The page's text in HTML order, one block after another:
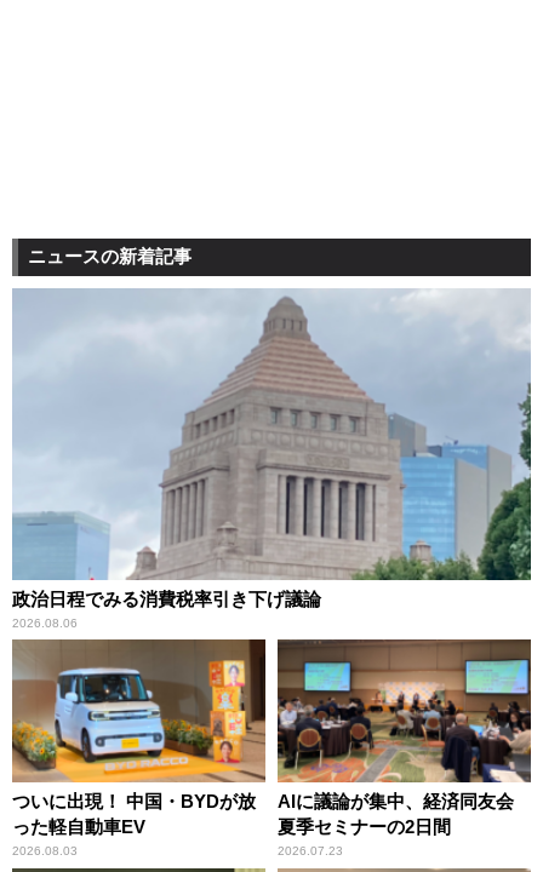
ニュースの新着記事
政治日程でみる消費税率引き下げ議論
2026.08.06
ついに出現！ 中国・BYDが放
った軽自動車EV
2026.08.03
AIに議論が集中、経済同友会
夏季セミナーの2日間
2026.07.23